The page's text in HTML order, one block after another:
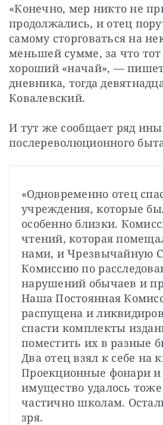
«Конечно, мер никто не
продолжались, и отец
самому сторговаться на
меньшей сумме, за что
хороший «начай», —
дневника, тогда
Ковалевский.
И тут же сообщает ряд
послереволюционного
«Одновременно отец
учреждения, которые
особенно близки.
чтений, которая
нами, и Чрезвычайную
Комиссию по
нарушений обычаев и
Наша Постоянная
распущена и
спасти комплекты
поместить их в разные
Два отец взял к себе на
Проекционные фонари и
имущество удалось тоже
частично школам.
зря.